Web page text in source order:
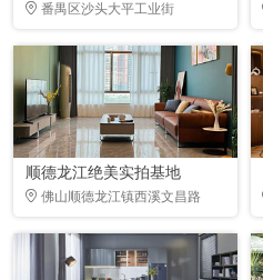
番禺区沙头大平工业街
顺德龙江绝美实拍基地
佛山顺德龙江镇西溪文昌路